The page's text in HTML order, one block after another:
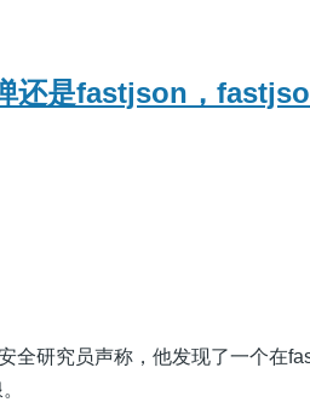
还是fastjson，
全研究员声称，他发现了一个在